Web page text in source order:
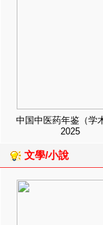
中国中医药年鉴（学
2025
文學/小說